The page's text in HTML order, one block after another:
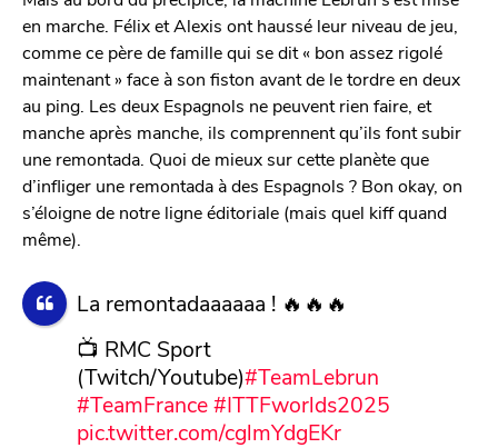
en marche. Félix et Alexis ont haussé leur niveau de jeu,
comme ce père de famille qui se dit « bon assez rigolé
maintenant » face à son fiston avant de le tordre en deux
au ping. Les deux Espagnols ne peuvent rien faire, et
manche après manche, ils comprennent qu’ils font subir
une remontada. Quoi de mieux sur cette planète que
d’infliger une remontada à des Espagnols ? Bon okay, on
s’éloigne de notre ligne éditoriale (mais quel kiff quand
même).
La remontadaaaaaa ! 🔥🔥🔥
📺 RMC Sport
(Twitch/Youtube)#TeamLebrun
#TeamFrance #ITTFworlds2025
pic.twitter.com/cglmYdgEKr